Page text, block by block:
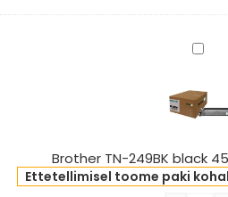
249BK
black
Brother TN-249BK black
Ettetellimisel toome paki